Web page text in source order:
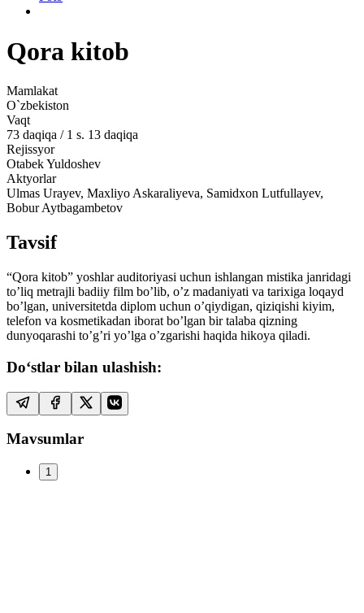
Qora kitob
Mamlakat
O`zbekiston
Vaqt
73 daqiqa / 1 s. 13 daqiqa
Rejissyor
Otabek Yuldoshev
Aktyorlar
Ulmas Urayev, Maxliyo Askaraliyeva, Samidxon Lutfullayev,
Bobur Aytbagambetov
Tavsif
“Qora kitob” yoshlar auditoriyasi uchun ishlangan mistika janridagi
to’liq metrajli badiiy film bo’lib, o’z madaniyati va tarixiga loqayd
bo’lgan, universitetda diplom uchun o’qiydigan, qiziqishi kiyim,
telefon va kosmetikadan iborat bo’lgan bir talaba qizning
dunyoqarashi to’g’ri yo’lga o’zgarishi haqida hikoya qiladi.
Do‘stlar bilan ulashish:
Mavsumlar
1